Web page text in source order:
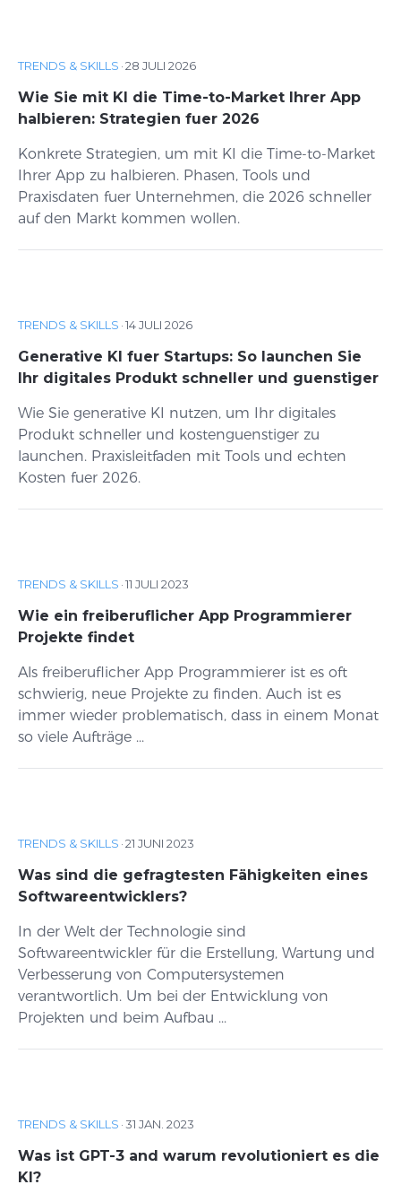
TRENDS & SKILLS ·28 JULI 2026
Wie Sie mit KI die Time-to-Market Ihrer App
halbieren: Strategien fuer 2026
Konkrete Strategien, um mit KI die Time-to-Market
Ihrer App zu halbieren. Phasen, Tools und
Praxisdaten fuer Unternehmen, die 2026 schneller
auf den Markt kommen wollen.
TRENDS & SKILLS ·14 JULI 2026
Generative KI fuer Startups: So launchen Sie
Ihr digitales Produkt schneller und guenstiger
Wie Sie generative KI nutzen, um Ihr digitales
Produkt schneller und kostenguenstiger zu
launchen. Praxisleitfaden mit Tools und echten
Kosten fuer 2026.
TRENDS & SKILLS ·11 JULI 2023
Wie ein freiberuflicher App Programmierer
Projekte findet
Als freiberuflicher App Programmierer ist es oft
schwierig, neue Projekte zu finden. Auch ist es
immer wieder problematisch, dass in einem Monat
so viele Aufträge ...
TRENDS & SKILLS ·21 JUNI 2023
Was sind die gefragtesten Fähigkeiten eines
Softwareentwicklers?
In der Welt der Technologie sind
Softwareentwickler für die Erstellung, Wartung und
Verbesserung von Computersystemen
verantwortlich. Um bei der Entwicklung von
Projekten und beim Aufbau ...
TRENDS & SKILLS ·31 JAN. 2023
Was ist GPT-3 and warum revolutioniert es die
KI?